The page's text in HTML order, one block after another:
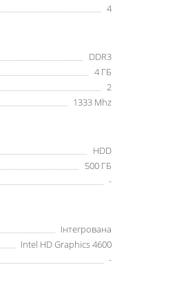
4
DDR3
4 ГБ
2
1333 Mhz
HDD
500 ГБ
-
Інтегрована
Intel HD Graphics 4600
-